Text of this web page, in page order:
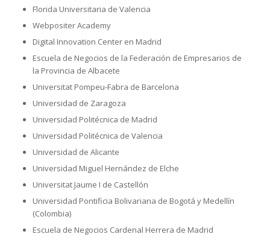
Florida Universitaria de Valencia
Webpositer Academy
Digital Innovation Center en Madrid
Escuela de Negocios de la Federación de Empresarios de
la Provincia de Albacete
Universitat Pompeu-Fabra de Barcelona
Universidad de Zaragoza
Universidad Politécnica de Madrid
Universidad Politécnica de Valencia
Universidad de Alicante
Universidad Miguel Hernández de Elche
Universitat Jaume I de Castellón
Universidad Pontificia Bolivariana de Bogotá y Medellín
(Colombia)
Escuela de Negocios Cardenal Herrera de Madrid